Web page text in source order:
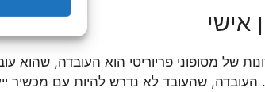
אישי
של מסופוני פריוריטי הוא העובדה, שהוא
העובדה, שהעובד לא נדרש להיות עם מכשיר